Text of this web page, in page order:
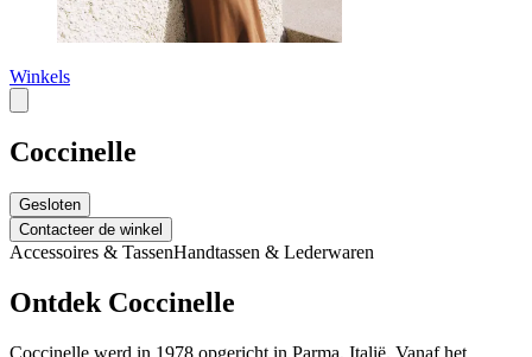
Winkels
Coccinelle
Gesloten
Contacteer de winkel
Accessoires & TassenHandtassen & Lederwaren
Ontdek Coccinelle
Coccinelle werd in 1978 opgericht in Parma, Italië. Vanaf het